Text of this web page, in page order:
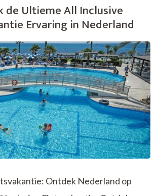
herfstkleuren
op
wielen
de Ultieme All Inclusive
Ervaring in Nederland
Ontdek Nederland op